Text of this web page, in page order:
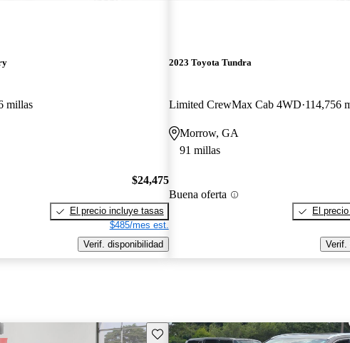
millas
$24,475
El precio incluye tasas
$485/mes est.
Verif. disponibilidad
2023 Toyota Tundra
Limited CrewMax Cab 4WD 114,756
Morrow, GA
91 millas
Buena oferta
El
Verif.
Guarda este Aviso